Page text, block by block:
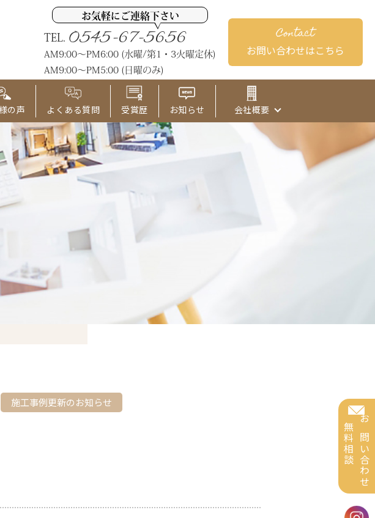
お気軽にご連絡下さい
TEL. 0545-67-5656
AM9:00～PM6:00 (水曜/第1・3火曜定休)
AM9:00～PM5:00 (日曜のみ)
Contact
お問い合わせはこちら
の声 よくある質問 受賞歴 お知らせ 会社概要
お問い合わせ
無料相談
施工事例更新のお知らせ